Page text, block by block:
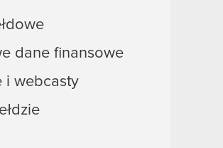
dane finansowe
i webcasty